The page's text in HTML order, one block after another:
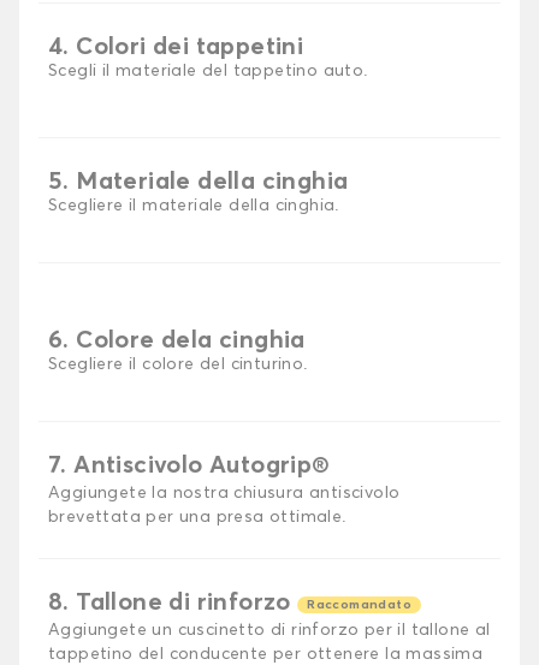
4. Colori dei tappetini
Scegli il materiale del tappetino auto.
5. Materiale della cinghia
Scegliere il materiale della cinghia.
6. Colore dela cinghia
Scegliere il colore del cinturino.
7. Antiscivolo Autogrip®
Aggiungete la nostra chiusura antiscivolo
brevettata per una presa ottimale.
8. Tallone di rinforzo Raccomandato
Aggiungete un cuscinetto di rinforzo per il tallone al
tappetino del conducente per ottenere la massima